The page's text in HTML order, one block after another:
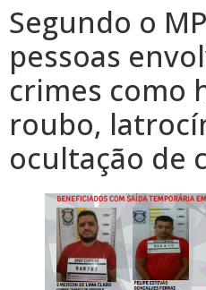
Segundo o
pessoas
crimes como
roubo,
ocultação de